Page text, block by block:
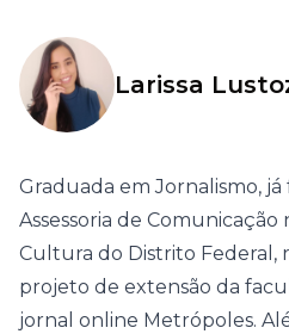
Larissa
Graduada em Jornalismo, já
Assessoria de Comunicação
Cultura do Distrito
projeto de extensão da
jornal online Metrópoles.